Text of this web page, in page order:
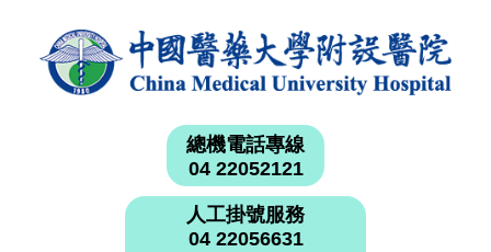
總機電話專線
04 22052121
人工掛號服務
04 22056631